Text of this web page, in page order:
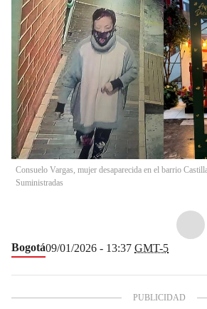
Consuelo Vargas, mujer desaparecida en el barrio
Suministradas
Bogotá09/01/2026 - 13:37 GMT-5